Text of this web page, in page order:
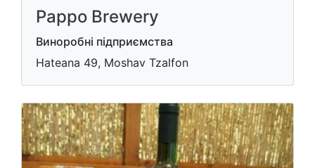
Pappo Brewery
Виноробні підприємства
Hateana 49, Moshav Tzalfon